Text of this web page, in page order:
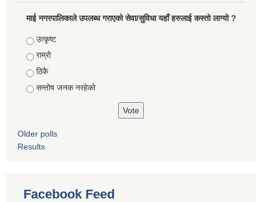
माई नगरपालिकाले उपलब्ध गराएको सेवा/सुविधा यहाँ हरुलाई कस्तो लाग्यो ?
Choices
उत्कृष्ट
राम्रो
ठिकै
सन्तोष जनक नरहेको
Older polls
Results
Facebook Feed